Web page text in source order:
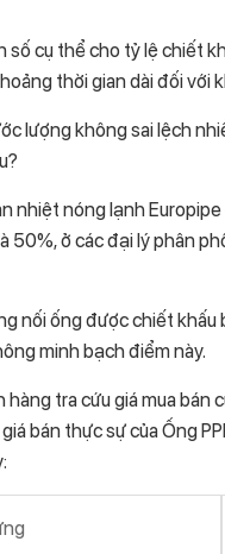
số cụ thể cho tỷ lệ chiết
thời gian dài đối với
lượng không sai lệch
nhiệt nóng lạnh Europipe
50%, ở các đại lý phân
nối ống được chiết khấu
minh bạch điểm này.
tra cứu giá mua bán
bán thực sự của Ống